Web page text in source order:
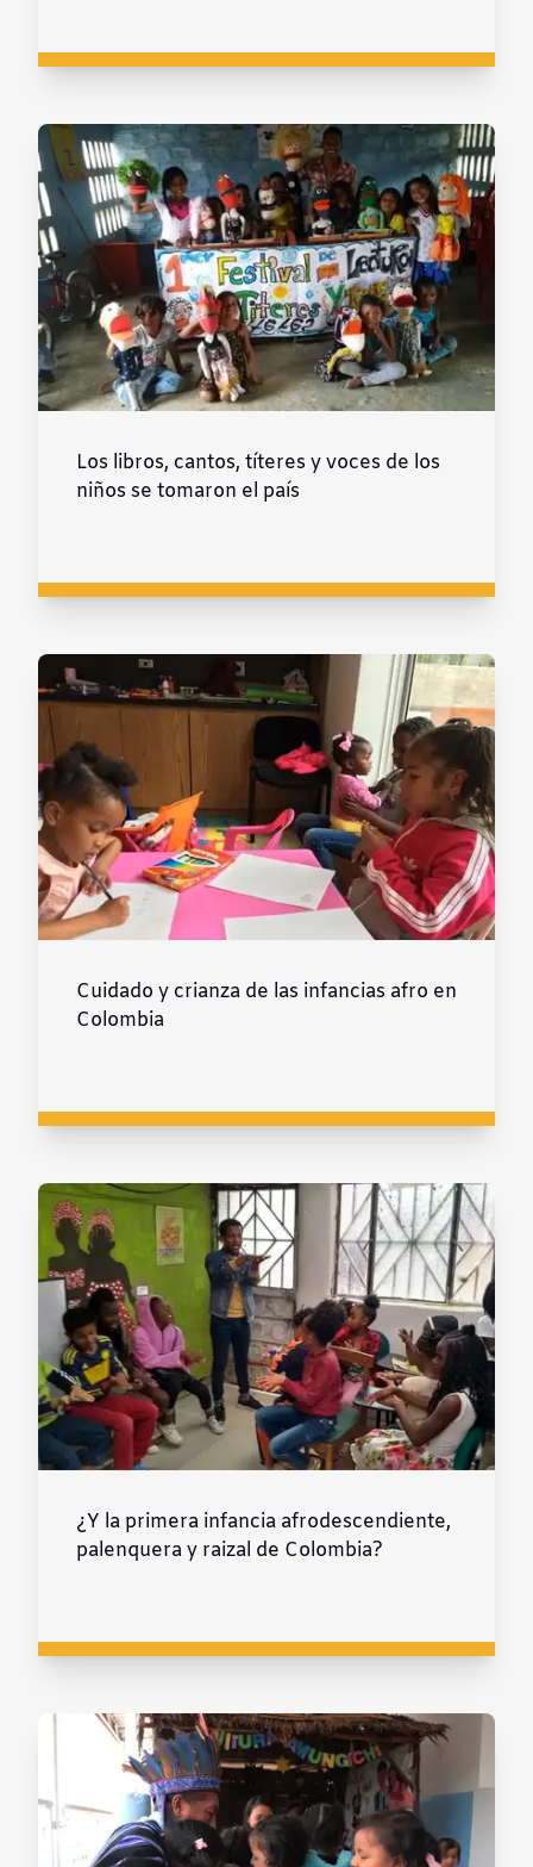
Los libros, cantos, títeres y voces de los
niños se tomaron el país
Cuidado y crianza de las infancias afro en
Colombia
¿Y la primera infancia afrodescendiente,
palenquera y raizal de Colombia?